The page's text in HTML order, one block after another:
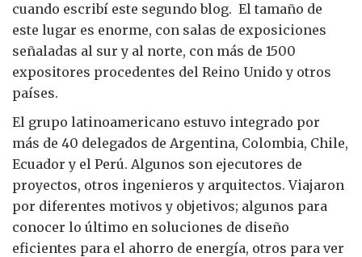
cuando escribí este segundo blog. El tamaño de
este lugar es enorme, con salas de exposiciones
señaladas al sur y al norte, con más de 1500
expositores procedentes del Reino Unido y otros
países.
El grupo latinoamericano estuvo integrado por
más de 40 delegados de Argentina, Colombia, Chile,
Ecuador y el Perú. Algunos son ejecutores de
proyectos, otros ingenieros y arquitectos. Viajaron
por diferentes motivos y objetivos; algunos para
conocer lo último en soluciones de diseño
eficientes para el ahorro de energía, otros para ver